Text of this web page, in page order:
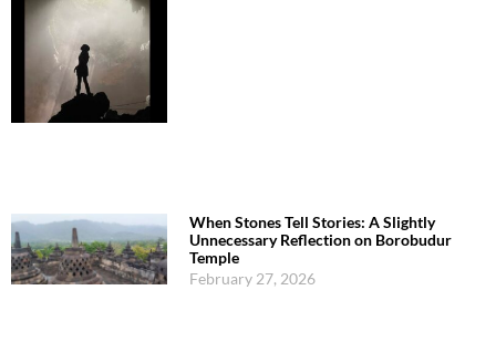
When Stones Tell Stories: A Slightly
Unnecessary Reflection on Borobudur
Temple
February 27, 2026